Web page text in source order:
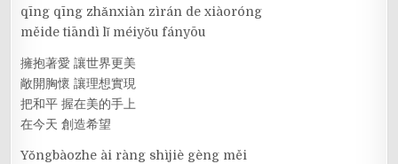
qīng qīng zhǎnxiàn zìrán de xiàoróng
měide tiāndì lǐ méiyǒu fányōu
擁抱著愛 讓世界更美
敞開胸懷 讓理想實現
把和平 握在美的手上
在今天 創造希望
Yǒngbàozhe ài ràng shìjiè gèng měi